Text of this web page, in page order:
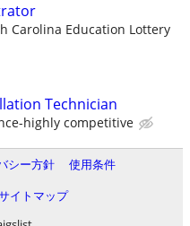
Carolina Education Lottery
Technician
highly competitive
シー方針
使用条件
イトマップ